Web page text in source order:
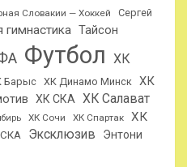
Словакии — Хоккей
Сергей
гимнастика Тайсон
Футбол ХК
Барыс ХК Динамо Минск ХК
ХК СКА
ХК Салават
ХК Сочи ХК Спартак
ХК
Эксклюзив
Энтони